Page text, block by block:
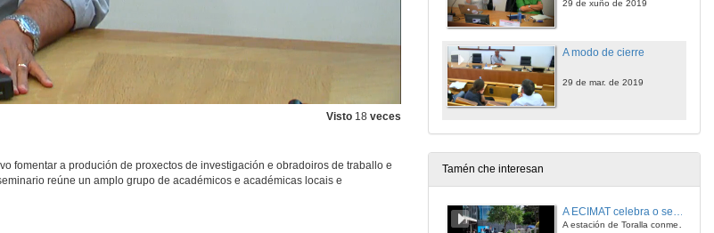
Visto 18 veces
fomentar a produción de proxectos de investigación e obradoiros de traballo e
reúne un amplo grupo de académicos e académicas locais e
29 de xuño de 2019
A modo de cierre
29 de mar. de 2019
Tamén che interesan
A ECIMAT celebra o seu décimo aniversario
A estación de Toralla conmemora a efeméride asinando un convenio coa Universidad del País Vasco